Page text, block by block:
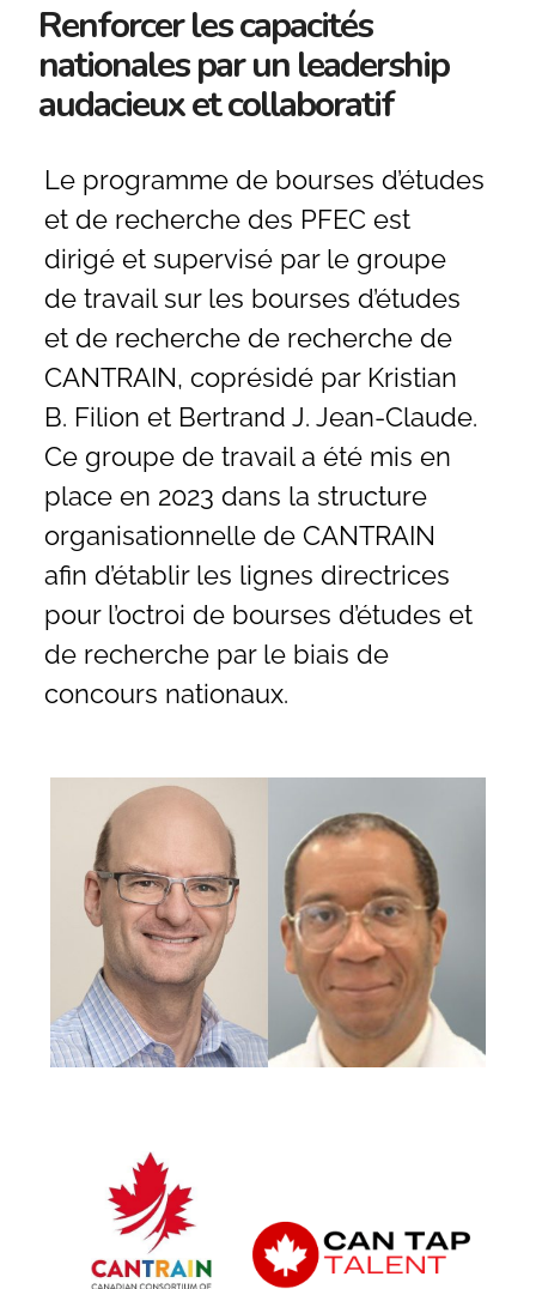
Renforcer les capacités
nationales par un leadership
audacieux et collaboratif
Le programme de bourses d’études
et de recherche des PFEC est
dirigé et supervisé par le groupe
de travail sur les bourses d’études
et de recherche de recherche de
CANTRAIN, coprésidé par Kristian
B. Filion et Bertrand J. Jean-Claude.
Ce groupe de travail a été mis en
place en 2023 dans la structure
organisationnelle de CANTRAIN
afin d’établir les lignes directrices
pour l’octroi de bourses d’études et
de recherche par le biais de
concours nationaux.